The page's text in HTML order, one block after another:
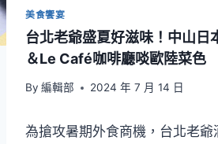
美食饗宴
台北老爺盛夏好滋味！中山日
＆Le Café咖啡廳啖歐陸菜色
By 編輯部 2024 年 7 月 14 日
為搶攻暑期外食商機，台北老爺